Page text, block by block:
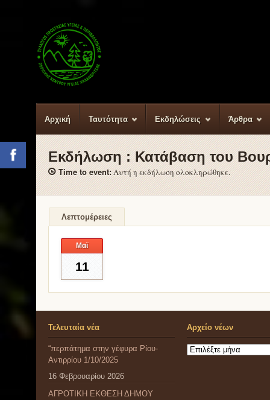
Αρχική Ταυτότητα Εκδηλώσεις Άρθρα
Εκδήλωση :Κατάβαση του
Time to event:Αυτή η εκδήλωση ολοκληρώθηκε.
Λεπτομέρειες
Μαϊ
11
Τελευταία νέα
“περπάτημα στην γέφυρα Ρίου-
Αντιρρίου 1/10/2025
16 Φεβρουαρίου 2026
ΑΓΡΟΤΙΚΗ ΕΚΘΕΣΗ ΔΗΜΟΥ
Αρχείο νέων
Αρχείο
Facebook